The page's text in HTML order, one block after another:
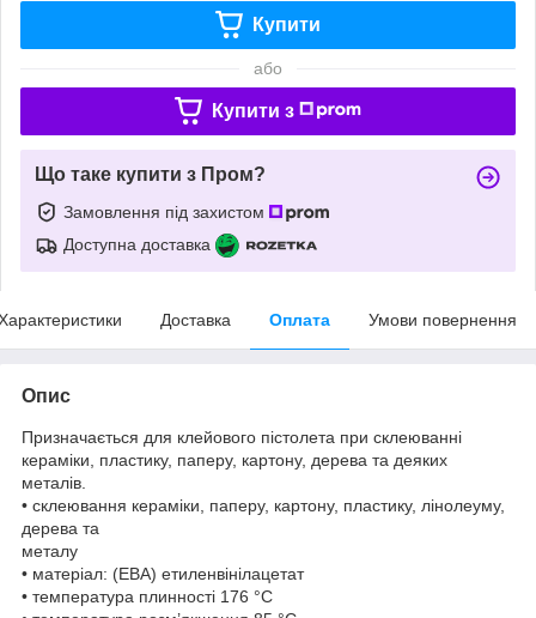
Купити
або
Купити з
Що таке купити з Пром?
Замовлення під захистом
Доступна доставка
Доставка Оплата Умови повернення
Опис
Призначається для клейового пістолета при склеюванні
кераміки, пластику, паперу, картону, дерева та деяких
металів.
• склеювання кераміки, паперу, картону, пластику, лінолеуму,
дерева та
металу
• матеріал: (ЕВА) етиленвінілацетат
• температура плинності 176 °С